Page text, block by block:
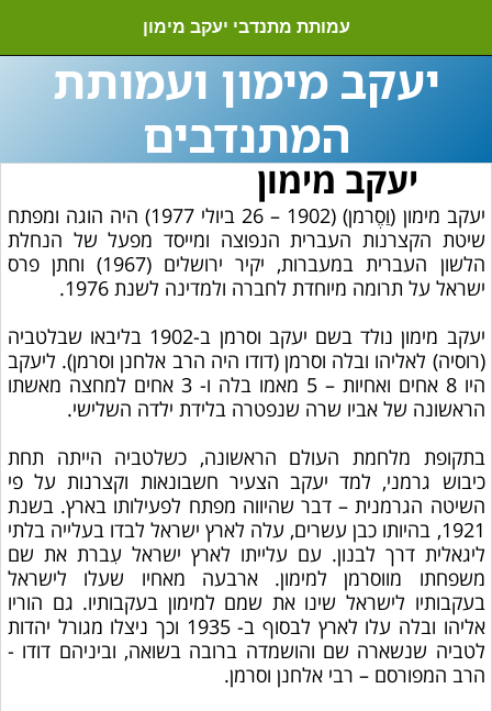
עמותת מתנדבי יעקב מימון
יעקב מימון ועמותת
המתנדבים
יעקב מימון
יעקב מימון (וַסֶרמן) (1902 – 26 ביולי 1977) היה הוגה ומפתח
שיטת הקצרנות העברית הנפוצה ומייסד מפעל של הנחלת
הלשון העברית במעברות, יקיר ירושלים (1967) וחתן פרס
ישראל על תרומה מיוחדת לחברה ולמדינה לשנת 1976.
יעקב מימון נולד בשם יעקב וסרמן ב-1902 בליבאו שבלטביה
(רוסיה) לאליהו ובלה וסרמן (דודו היה הרב אלחנן וסרמן). ליעקב
היו 8 אחים ואחיות – 5 מאמו בלה ו- 3 אחים למחצה מאשתו
הראשונה של אביו שרה שנפטרה בלידת ילדה השלישי.
בתקופת מלחמת העולם הראשונה, כשלטביה הייתה תחת
כיבוש גרמני, למד יעקב הצעיר חשבונאות וקצרנות על פי
השיטה הגרמנית – דבר שהיווה מפתח לפעילותו בארץ. בשנת
1921, בהיותו כבן עשרים, עלה לארץ ישראל לבדו בעלייה בלתי
ליגאלית דרך לבנון. עם עלייתו לארץ ישראל עִברת את שם
משפחתו מווסרמן למימון. ארבעה מאחיו שעלו לישראל
בעקבותיו לישראל שינו את שמם למימון בעקבותיו. גם הוריו
אליהו ובלה עלו לארץ לבסוף ב- 1935 וכך ניצלו מגורל יהדות
לטביה שנשארה שם והושמדה ברובה בשואה, וביניהם דודו -
הרב המפורסם – רבי אלחנן וסרמן.